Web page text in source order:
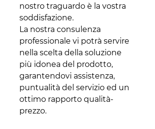
nostro traguardo è la vostra
soddisfazione.
La nostra consulenza
professionale vi potrà servire
nella scelta della soluzione
più idonea del prodotto,
garantendovi assistenza,
puntualità del servizio ed un
ottimo rapporto qualità-
prezzo.